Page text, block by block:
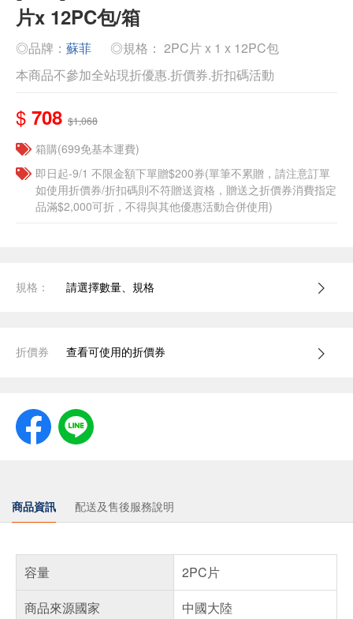
片x 12PC包/箱
◎品牌： 蘇菲
◎規格： 2PC片 x 1 x 12PC包
本商品不參加全站現折優惠.折價券.折扣碼活動
$ 708 $1,068
箱購(699免基本運費)
即日起-9/1 不限金額下單贈$200券(單筆不累贈，請注意訂單
如使用折價券/折扣碼則不符贈送資格，贈送之折價券消費指定
品滿$2,000可折，不得與其他優惠活動合併使用)
規格： 請選擇數量、規格
折價券 查看可使用的折價券
商品資訊 配送及售後服務說明
容量
2PC片
商品來源國家
中國大陸